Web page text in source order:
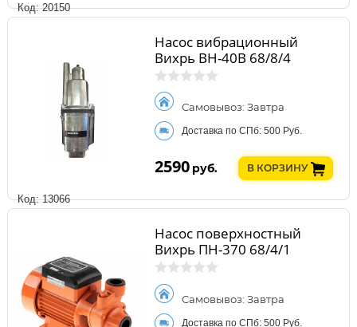
Код: 20150
Код: 13066
Насос вибрационный
Вихрь ВН-40В 68/8/4
Самовывоз: Завтра
Доставка по СПб: 500 Руб.
2590 руб. В КОРЗИНУ
Насос поверхностный
Вихрь ПН-370 68/4/1
Самовывоз: Завтра
Доставка по СПб: 500 Руб.